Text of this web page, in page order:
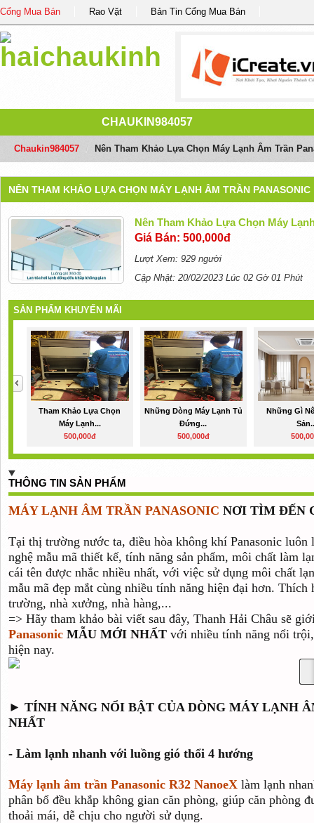
Cổng Mua Bán Rao Vặt Bản Tin Cổng Mua Bán
CHAUKIN984057
Chaukin984057 Nên Tham Khảo Lựa Chọn Máy Lạnh Âm Trần
NÊN THAM KHẢO LỰA CHỌN MÁY LẠNH ÂM TRẦN PANASONIC
Nên Tham Khảo Lựa Chọn Máy
Giá Bán: 500,000đ
Lượt Xem: 929 người
Cập Nhật: 20/02/2023 Lúc 02 Gờ 01 Phút
SẢN PHẨM KHUYẾN MÃI
Tham Khảo Lựa Chọn
Máy Lạnh...
500,000đ
Những Dòng Máy Lạnh Tủ
Đứng...
500,000đ
Những Gì
THÔNG TIN SẢN PHẨM
MÁY LẠNH ÂM TRẦN PANASONIC NƠI TÌM ĐẾN
Tại thị trường nước ta, điều hòa không khí Panasonic luôn
nghệ mẫu mã thiết kế, tính năng sản phẩm, môi chất làm
cái tên được nhắc nhiều nhất, với việc sử dụng môi chất
mẫu mã đẹp mắt cùng nhiều tính năng hiện đại hơn.
trường, nhà xưởng, nhà hàng,...
=> Hãy tham khảo bài viết sau đây, Thanh Hải Châu sẽ
PanasonicMẪU MỚI NHẤT với nhiều tính năng nổi
hiện nay.
► TÍNH NĂNG NỔI BẬT CỦA DÒNG MÁY LẠNH
NHẤT
- Làm lạnh nhanh với luồng gió thổi 4 hướng
Máy lạnh âm trần Panasonic R32 NanoeX làm lạnh
phân bổ đều khắp không gian căn phòng, giúp căn phòng
thoải mái, dễ chịu cho người sử dụng.